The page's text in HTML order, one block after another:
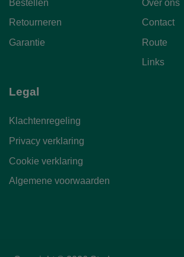
Bestellen
Retourneren
Garantie
Over ons
Contact
Route
Links
Legal
Klachtenregeling
Privacy verklaring
Cookie verklaring
Algemene voorwaarden